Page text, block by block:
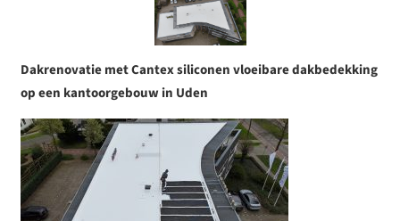
DakrenovatiemetCantexsiliconen vloeibare dakbedekking
op een kantoorgebouw in Uden